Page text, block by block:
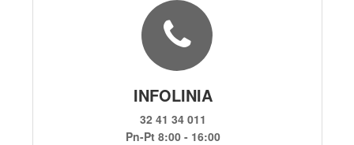
INFOLINIA
32 41 34 011
Pn-Pt 8:00 - 16:00